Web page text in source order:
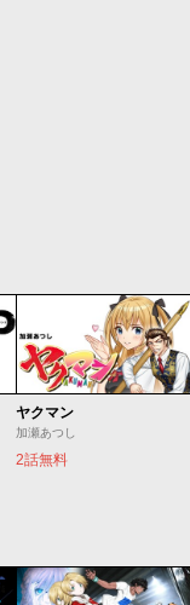
ヤクマン
加瀬あつし
2話無料